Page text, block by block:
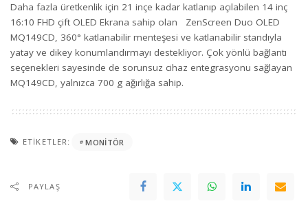
Daha fazla üretkenlik için 21 inçe kadar katlanıp açılabilen 14 inç
16:10 FHD çift OLED Ekrana sahip olan ZenScreen Duo OLED
MQ149CD, 360° katlanabilir menteşesi ve katlanabilir standıyla
yatay ve dikey konumlandırmayı destekliyor. Çok yönlü bağlantı
seçenekleri sayesinde de sorunsuz cihaz entegrasyonu sağlayan
MQ149CD, yalnızca 700 g ağırlığa sahip.
ETIKETLER: MONITÖR
PAYLAŞ